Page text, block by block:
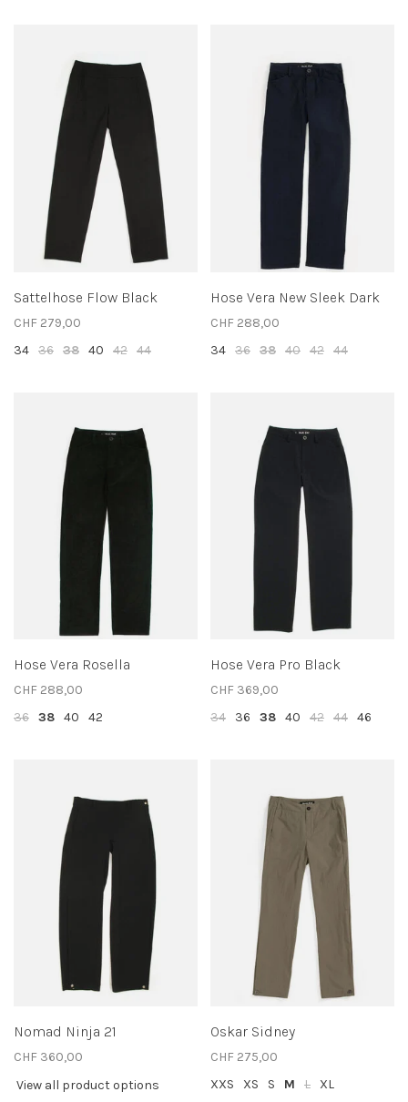
Sattelhose Flow Black
CHF 279,00
34 36 38 40 42 44
Hose Vera New Sleek Dark
CHF 288,00
34 36 38 40 42 44
Hose Vera Rosella
CHF 288,00
36 38 40 42
Hose Vera Pro Black
CHF 369,00
34
36 38 40 42 44 46
Nomad Ninja 21
CHF 360,00
View all product options
Oskar Sidney
CHF 275,00
XXS
XS S M L XL